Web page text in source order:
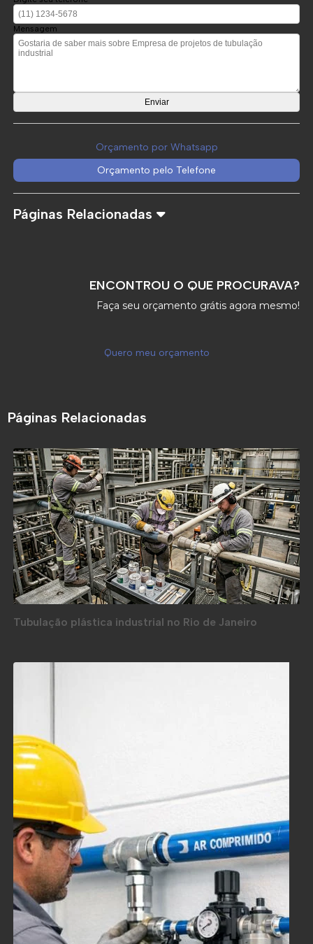
Mensagem
Orçamento por Whatsapp
Orçamento pelo Telefone
Páginas Relacionadas
ENCONTROU O QUE PROCURAVA?
Faça seu orçamento grátis agora mesmo!
Quero meu orçamento
Páginas Relacionadas
Tubulação plástica industrial no Rio de Janeiro